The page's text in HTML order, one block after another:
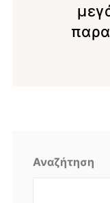
Αναζήτηση